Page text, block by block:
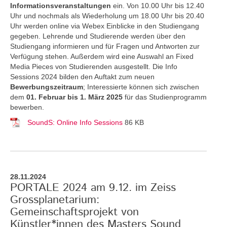
Informationsveranstaltungen ein. Von 10.00 Uhr bis 12.40
Uhr und nochmals als Wiederholung um 18.00 Uhr bis 20.40
Uhr werden online via Webex Einblicke in den Studiengang
gegeben. Lehrende und Studierende werden über den
Studiengang informieren und für Fragen und Antworten zur
Verfügung stehen. Außerdem wird eine Auswahl an Fixed
Media Pieces von Studierenden ausgestellt. Die Info
Sessions 2024 bilden den Auftakt zum neuen
Bewerbungszeitraum; Interessierte können sich zwischen
dem 01. Februar bis 1. März 2025 für das Studienprogramm
bewerben.
SoundS: Online Info Sessions 86 KB
28.11.2024
PORTALE 2024 am 9.12. im Zeiss
Grossplanetarium:
Gemeinschaftsprojekt von